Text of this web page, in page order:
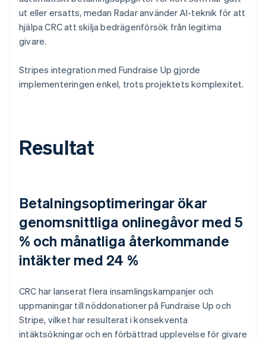
ut eller ersatts, medan Radar använder AI-teknik för att
hjälpa CRC att skilja bedrägeriförsök från legitima
givare.
Stripes integration med Fundraise Up gjorde
implementeringen enkel, trots projektets komplexitet.
Resultat
Betalningsoptimeringar ökar
genomsnittliga onlinegåvor med 5
% och månatliga återkommande
intäkter med 24 %
CRC har lanserat flera insamlingskampanjer och
uppmaningar till nöddonationer på Fundraise Up och
Stripe, vilket har resulterat i konsekventa
intäktsökningar och en förbättrad upplevelse för givare